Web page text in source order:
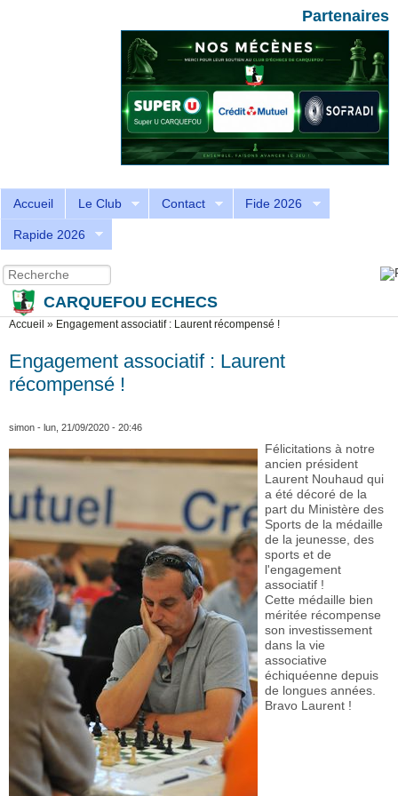
Partenaires
Accueil Le Club Contact Fide 2026
Rapide 2026
Formulaire de recherche
Recherche
CARQUEFOU ECHECS
Vous êtes ici
Accueil » Engagement associatif : Laurent récompensé !
Engagement associatif : Laurent
récompensé !
simon - lun, 21/09/2020 - 20:46
Félicitations à notre
ancien président
Laurent Nouhaud qui
a été décoré de la
part du Ministère des
Sports de la médaille
de la jeunesse, des
sports et de
l'engagement
associatif !
Cette médaille bien
méritée récompense
son investissement
dans la vie
associative
échiquéenne depuis
de longues années.
Bravo Laurent !